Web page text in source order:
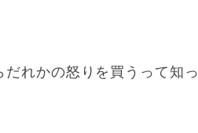
れかの怒りを買うって知っ